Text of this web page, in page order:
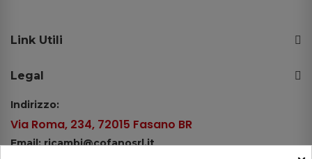
Link Utili
Legal
Indirizzo:
Via Roma, 234, 72015 Fasano BR
Email: ricambi@cofanosrl.it